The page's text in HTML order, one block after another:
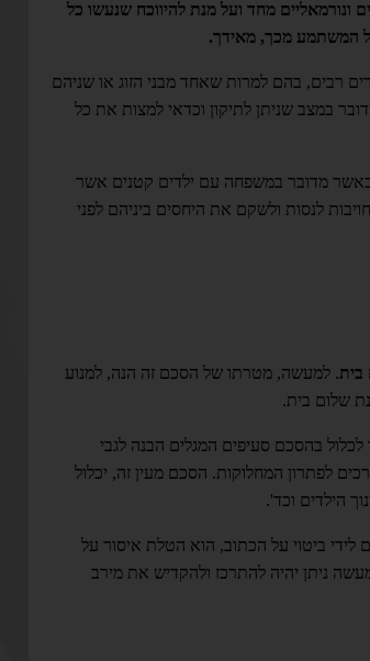
ונורמאליים מחד ועל מנת להיווכח שנעשו כל
המשתמע מכך, מאידך.
רבים, בהם למרות שאחד מבני הזוג או שניהם
במצב שניתן לתיקון וכדאי למצות את כל
כאשר מדובר במשפחה עם ילדים קטנים אשר
לנסות ולשקם את היחסים ביניהם לפני
בית. למעשה, מטרתו של הסכם זה הנה, למנוע
שלום בית.
בהסכם סעיפים המגלים הבנה לגבי
לפתרון המחלוקות. הסכם מעין זה, יכלול
הילדים וכד'.
לידי ביטוי על הכתוב, הוא הטלת איסור על
ניתן יהיה להתרכז ולהקדיש את מירב